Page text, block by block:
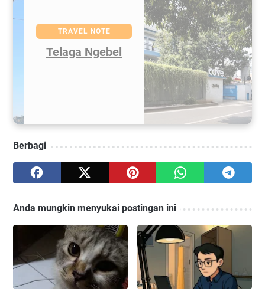
TRAVEL NOTE
Sekitar Mampang
Berbagi
Anda mungkin menyukai postingan ini